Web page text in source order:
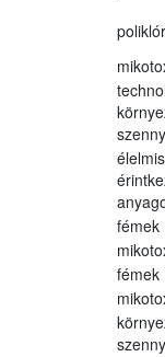
fémek
fémek